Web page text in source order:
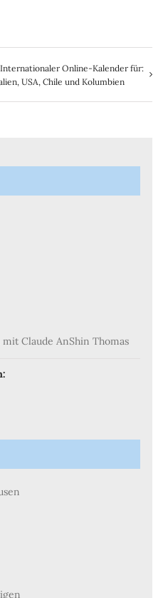
Internationaler Online-Kalender für:
USA, Chile und Kolumbien
Claude AnShin Thomas